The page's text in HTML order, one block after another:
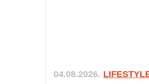
04.08.2026.